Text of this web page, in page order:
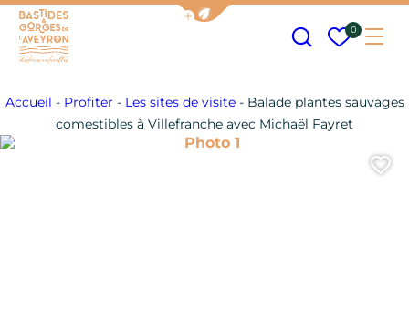
Afficher la barre de navigation
Mes
0
Accueil - Profiter - Les sites de visite- Balade plantes sauvages
comestibles à Villefranche avec Michaël Fayret
Photo 1